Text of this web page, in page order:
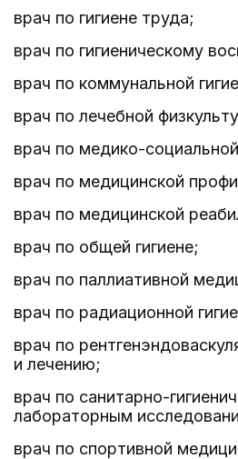
врач по гигиене труда;
врач по гигиеническому
врач по коммунальной
врач по лечебной
врач по медико-
врач по медицинской
врач по медицинской
врач по общей гигиене;
врач по паллиативной
врач по радиационной
врач по
и лечению;
врач по санитарно-
лабораторным
врач по спортивной